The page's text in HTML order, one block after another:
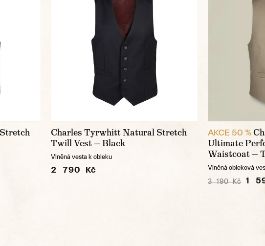
Charles Tyrwhitt Natural Stretch
Twill Vest — Black
Vlněná vesta k obleku
2 790 Kč
AKCE 50 %
Ultimate
Waistcoat —
Vlněná obleková
3 190 Kč 1